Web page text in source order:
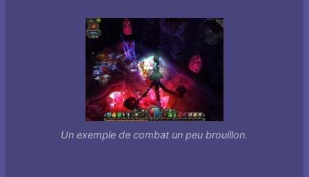
Un exemple de combat un peu brouillon.